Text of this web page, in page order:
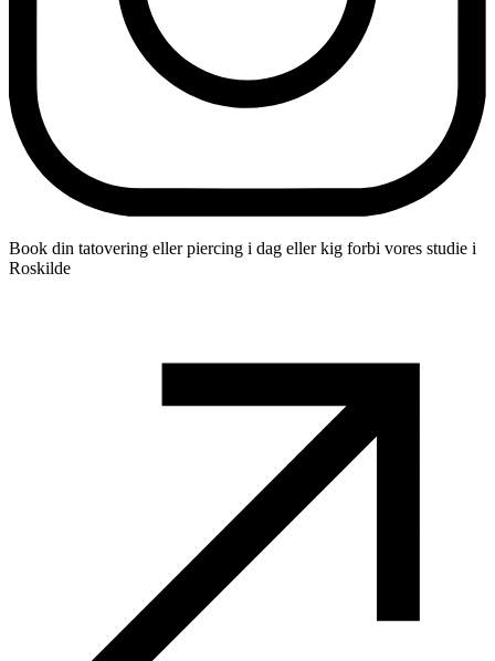
Book din tatovering eller piercing i dag eller kig forbi vores studie i
Roskilde